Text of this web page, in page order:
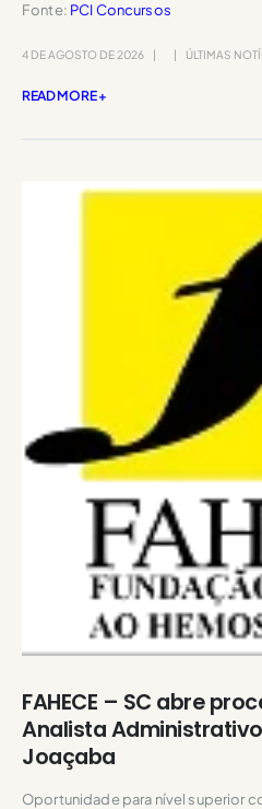
Fonte: PCI Concursos
4 DE AGOSTO DE 2026 ÚLTIMAS
READ MORE +
FAHECE – SC abre
Analista Administrativo
Joaçaba
Oportunidade para nível superior